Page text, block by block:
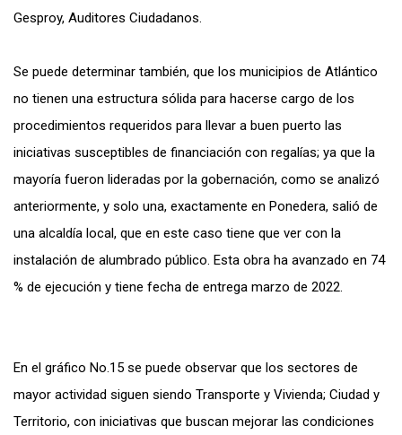
Gesproy, Auditores Ciudadanos.
Se puede determinar también, que los municipios de Atlántico
no tienen una estructura sólida para hacerse cargo de los
procedimientos requeridos para llevar a buen puerto las
iniciativas susceptibles de financiación con regalías; ya que la
mayoría fueron lideradas por la gobernación, como se analizó
anteriormente, y solo una, exactamente en Ponedera, salió de
una alcaldía local, que en este caso tiene que ver con la
instalación de alumbrado público. Esta obra ha avanzado en 74
% de ejecución y tiene fecha de entrega marzo de 2022.
En el gráfico No.15 se puede observar que los sectores de
mayor actividad siguen siendo Transporte y Vivienda; Ciudad y
Territorio, con iniciativas que buscan mejorar las condiciones